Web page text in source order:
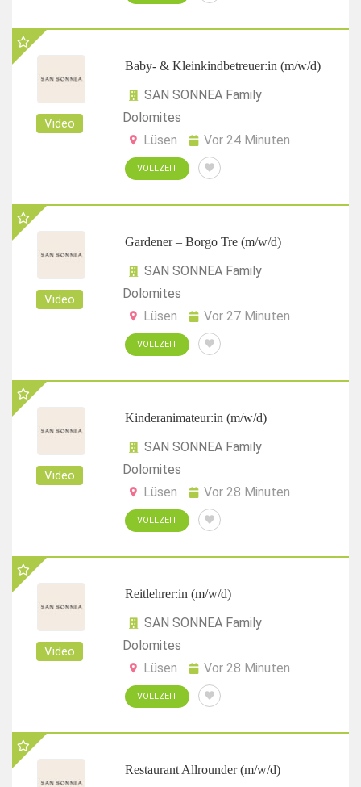
Video
Baby- & Kleinkindbetreuer:in (m/w/d)
SAN SONNEA Family
Dolomites
Lüsen
Vor 24 Minuten
VOLLZEIT
Video
Gardener – Borgo Tre (m/w/d)
SAN SONNEA Family
Dolomites
Lüsen
Vor 27 Minuten
VOLLZEIT
Video
Kinderanimateur:in (m/w/d)
SAN SONNEA Family
Dolomites
Lüsen
Vor 28 Minuten
VOLLZEIT
Video
Reitlehrer:in (m/w/d)
SAN SONNEA Family
Dolomites
Lüsen
Vor 28 Minuten
VOLLZEIT
Restaurant Allrounder (m/w/d)